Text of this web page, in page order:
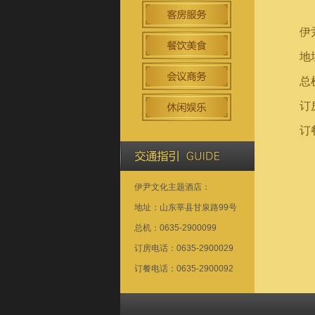
伊尹文化主题酒店：
地址：山东莘县甘泉路99号
总机：0635-2900099
订房电话：0635-2900029
订餐电话：0635-2900092
伊
地
总
订
订